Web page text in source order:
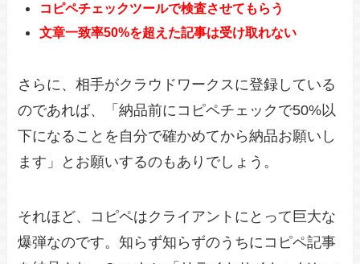
コピペチェックツールで検査させてもらう
文章一致率50%を超えた記事は受け取れない
さらに、相手がクラウドワークスに登録している
のであれば、「納品前にコピペチェックで50%以
下になることを自分で確かめてから納品お願いし
ます」とお願いするのもありでしょう。
それほど、コピペはクライアントにとって巨大な
爆弾なのです。知らず知らずのうちにコピペ記事